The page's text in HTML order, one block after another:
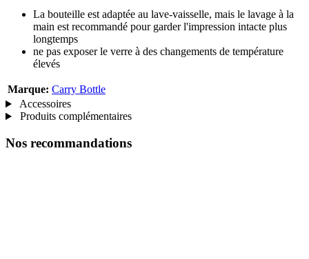
La bouteille est adaptée au lave-vaisselle, mais le lavage à la
main est recommandé pour garder l'impression intacte plus
longtemps
ne pas exposer le verre à des changements de température
élevés
Marque: Carry Bottle
Accessoires
Produits complémentaires
Nos recommandations